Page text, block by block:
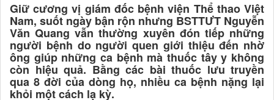
Giữ cương vị giám đốc bệnh viện Thể thao Việt
Nam, suốt ngày bận rộn nhưng BSTTƯT Nguyễn
Văn Quang vẫn thường xuyên đón tiếp những
người bệnh do người quen giới thiệu đến nhờ
ông giúp những ca bệnh mà thuốc tây y không
còn hiệu quả. Bằng các bài thuốc lưu truyền
qua 8 đời của dòng họ, nhiều ca bệnh nặng lại
khỏi một cách lạ kỳ.